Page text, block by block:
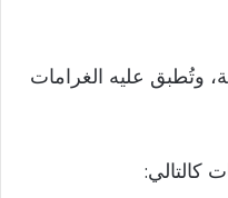
وتُطبق عليه الغرامات
كالتالي: